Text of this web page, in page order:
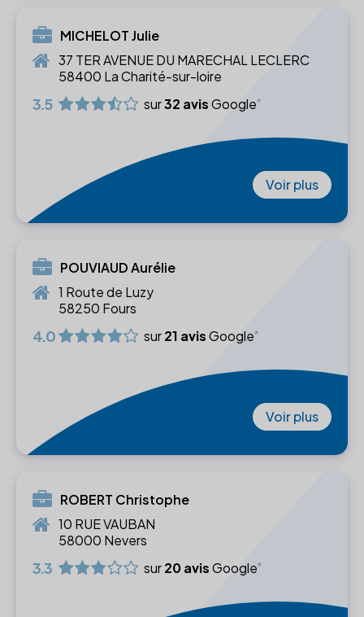
MICHELOT Julie
37 TER AVENUE DU MARECHAL LECLERC
58400 La Charité-sur-loire
3.5 sur32 avisGoogle
Voir plus
POUVIAUD Aurélie
1 Route de Luzy
58250 Fours
4.0 sur21 avisGoogle
Voir plus
ROBERT Christophe
10 RUE VAUBAN
58000 Nevers
3.3 sur20 avisGoogle